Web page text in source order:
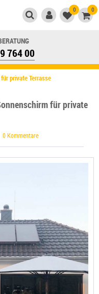
0 0
764 00
private Terrasse
für private
0 Kommentare